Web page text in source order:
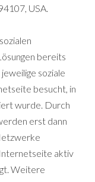
USA.
bereits
soziale
besucht, in
wurde. Durch
erst dann
aktiv
Weitere